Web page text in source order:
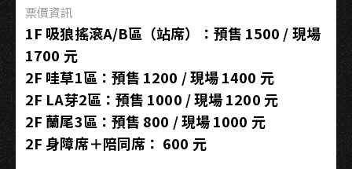
票價資訊
1F 吸狼搖滾A/B區（站席）：預售 1500 / 現場
1700 元
2F 哇草1區：預售 1200 / 現場 1400 元
2F LA芽2區：預售 1000 / 現場 1200 元
2F 蘭尾3區：預售 800 / 現場 1000 元
2F 身障席＋陪同席： 600 元